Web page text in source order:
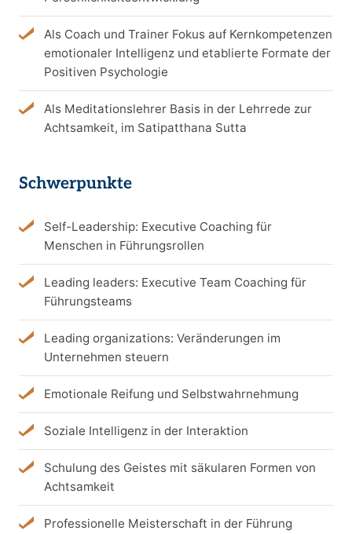
Als Coach und Trainer Fokus auf Kernkompetenzen
emotionaler Intelligenz und etablierte Formate der
Positiven Psychologie
Als Meditationslehrer Basis in der Lehrrede zur
Achtsamkeit, im Satipatthana Sutta
Schwerpunkte
Self-Leadership: Executive Coaching für
Menschen in Führungsrollen
Leading leaders: Executive Team Coaching für
Führungsteams
Leading organizations: Veränderungen im
Unternehmen steuern
Emotionale Reifung und Selbstwahrnehmung
Soziale Intelligenz in der Interaktion
Schulung des Geistes mit säkularen Formen von
Achtsamkeit
Professionelle Meisterschaft in der Führung